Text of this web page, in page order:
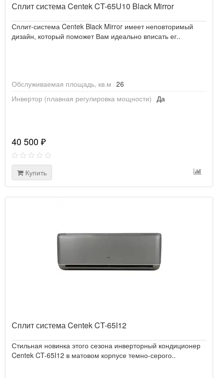
Сплит система Centek CT-65U10 Black Mirror
Сплит-система Centek Black Mirror имеет неповторимый
дизайн, который поможет Вам идеально вписать ег..
Обслуживаемая площадь, кв.м 26
Инвертор (плавная регулировка мощности) Да
40 500 ₽
Купить
Сплит система Centek CT-65I12
Стильная новинка этого сезона инверторный кондиционер
Centek CT-65I12 в матовом корпусе темно-серого..